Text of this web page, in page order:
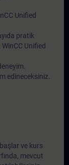
Unified
pratik
Unified
edineceksiniz.
ve kurs
mevcut